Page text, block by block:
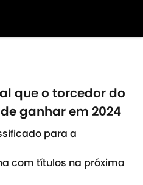
que o torcedor do
ganhar em 2024
para a
com títulos na próxima